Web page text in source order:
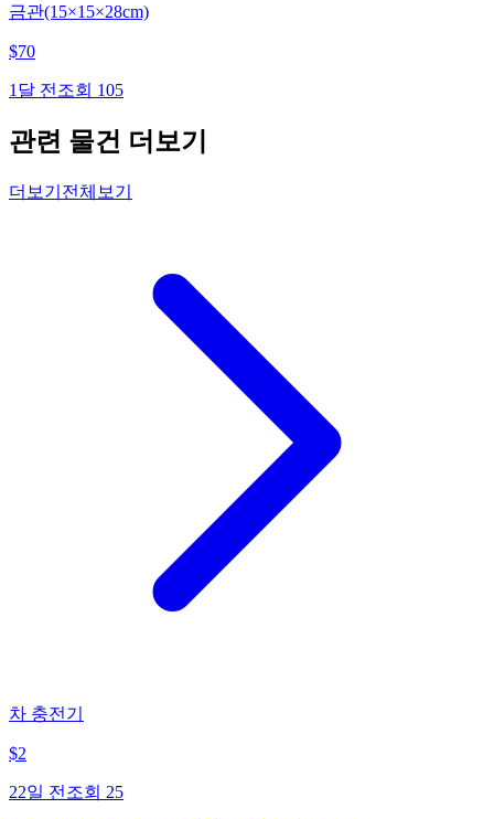
금관(15×15×28cm)
$70
1달 전 조회 105
관련 물건 더보기
더보기 전체보기
차 충전기
$2
22일 전 조회 25